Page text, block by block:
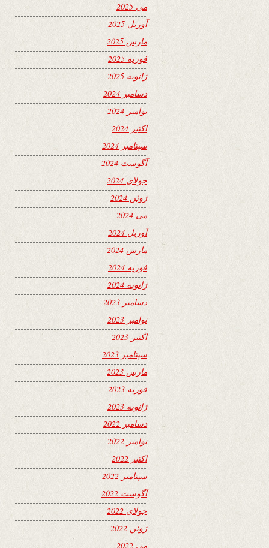
می 2025
آوریل 2025
مارس 2025
فوریه 2025
ژانویه 2025
دسامبر 2024
نوامبر 2024
اکتبر 2024
سپتامبر 2024
آگوست 2024
جولای 2024
ژوئن 2024
می 2024
آوریل 2024
مارس 2024
فوریه 2024
ژانویه 2024
دسامبر 2023
نوامبر 2023
اکتبر 2023
سپتامبر 2023
مارس 2023
فوریه 2023
ژانویه 2023
دسامبر 2022
نوامبر 2022
اکتبر 2022
سپتامبر 2022
آگوست 2022
جولای 2022
ژوئن 2022
می 2022